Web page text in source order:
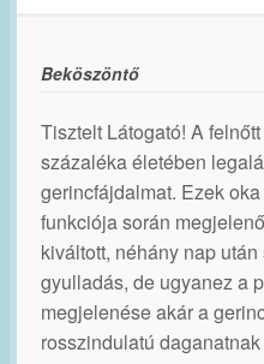
Beköszöntő
Tisztelt Látogató! A
százaléka életében
gerincfájdalmat. Ezek
funkciója során
kiváltott, néhány nap
gyulladás, de ugyanez a
megjelenése akár a
rosszindulatú daganatnak